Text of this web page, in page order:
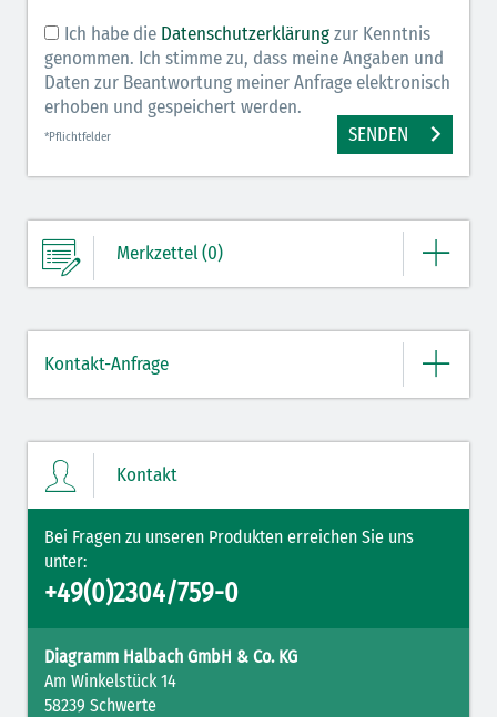
Ich habe die Datenschutzerklärungzur Kenntnis
genommen. Ich stimme zu, dass meine Angaben und
Daten zur Beantwortung meiner Anfrage elektronisch
erhoben und gespeichert werden.
*Pflichtfelder SENDEN
Merkzettel (0)
ZUM MERKZETTEL
Kontakt-Anfrage
Kontakt
Bei Fragen zu unseren Produkten erreichen Sie uns
unter:
+49(0)2304/759-0
Diagramm Halbach GmbH & Co. KG
Am Winkelstück 14
58239 Schwerte